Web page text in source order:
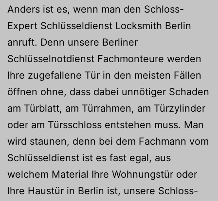
Anders ist es, wenn man den Schloss-
Expert Schlüsseldienst Locksmith Berlin
anruft. Denn unsere Berliner
Schlüsselnotdienst Fachmonteure werden
Ihre zugefallene Tür in den meisten Fällen
öffnen ohne, dass dabei unnötiger Schaden
am Türblatt, am Türrahmen, am Türzylinder
oder am Türsschloss entstehen muss. Man
wird staunen, denn bei dem Fachmann vom
Schlüsseldienst ist es fast egal, aus
welchem Material Ihre Wohnungstür oder
Ihre Haustür in Berlin ist, unsere Schloss-